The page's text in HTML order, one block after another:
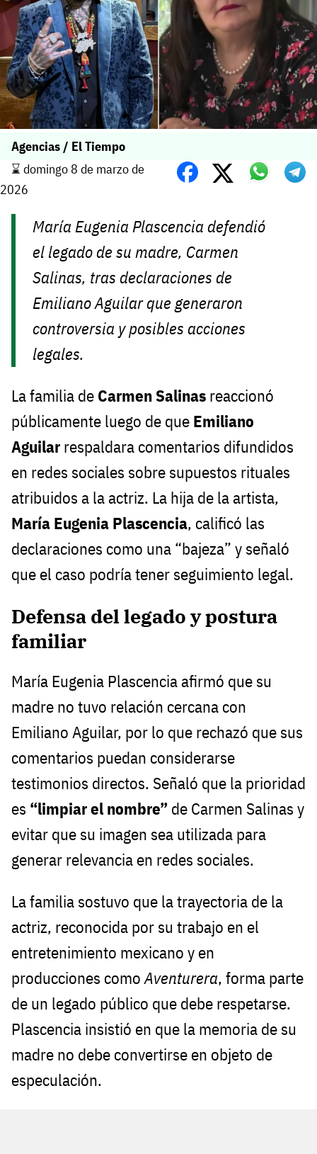
Agencias / El Tiempo
⌛️ domingo 8 de marzo de
2026
María Eugenia Plascencia defendió
el legado de su madre, Carmen
Salinas, tras declaraciones de
Emiliano Aguilar que generaron
controversia y posibles acciones
legales.
La familia de Carmen Salinas reaccionó
públicamente luego de que Emiliano
Aguilar respaldara comentarios difundidos
en redes sociales sobre supuestos rituales
atribuidos a la actriz. La hija de la artista,
María Eugenia Plascencia, calificó las
declaraciones como una “bajeza” y señaló
que el caso podría tener seguimiento legal.
Defensa del legado y postura
familiar
María Eugenia Plascencia afirmó que su
madre no tuvo relación cercana con
Emiliano Aguilar, por lo que rechazó que sus
comentarios puedan considerarse
testimonios directos. Señaló que la prioridad
es “limpiar el nombre” de Carmen Salinas y
evitar que su imagen sea utilizada para
generar relevancia en redes sociales.
La familia sostuvo que la trayectoria de la
actriz, reconocida por su trabajo en el
entretenimiento mexicano y en
producciones comoAventurera, forma parte
de un legado público que debe respetarse.
Plascencia insistió en que la memoria de su
madre no debe convertirse en objeto de
especulación.